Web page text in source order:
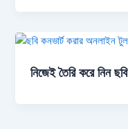
নিজেই তৈরি করে নিন